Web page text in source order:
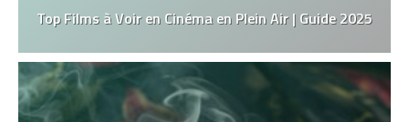
Top Films à Voir en Cinéma en Plein Air | Guide 2025